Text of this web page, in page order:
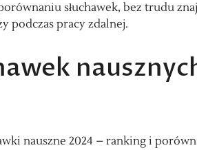
słuchawek, bez trudu
podczas pracy zdalnej.
nauszne 2024 – ranking i